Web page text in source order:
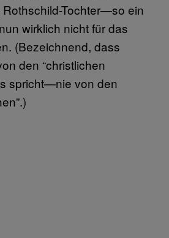
Rothschild-Tochter—so ein
wirklich nicht für das
(Bezeichnend, dass
den “christlichen
spricht—nie von den